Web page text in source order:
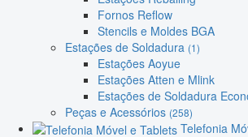
Fornos Reflow
Stencils e Moldes BGA
Estações de Soldadura (1)
Estações Aoyue
Estações Atten e Mlink
Estações de Soldadura
Peças e Acessórios (258)
Telefonia